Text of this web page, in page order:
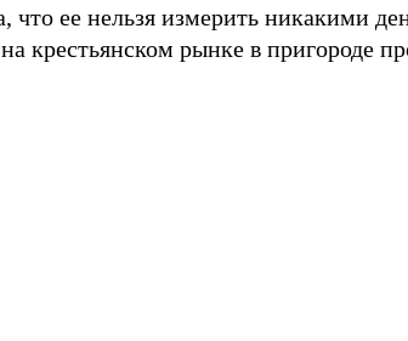
что ее нельзя измерить никакими
крестьянском рынке в пригороде